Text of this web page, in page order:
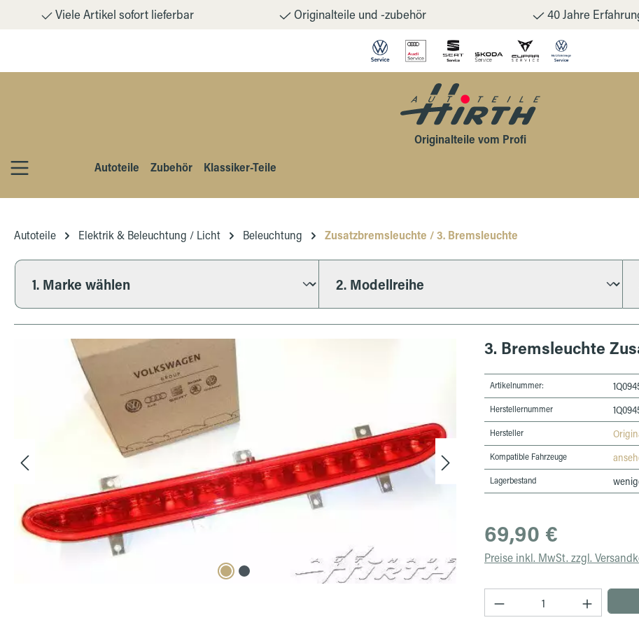
Hauptinhalt springen
Zur Suche springen
Zur Hauptnavigation springen
Viele Artikel sofort lieferbar Originalteile und -zubehör 40 Jahre
Originalteile vom Profi
Autoteile
Zubehör Klassiker-Teile
Autoteile Elektrik & Beleuchtung / Licht Beleuchtung Zusatzbremsleuchte / 3. Bremsleuchte
Bildergalerie überspringen 3. Bremsleuchte
Artikelnummer:
Herstellernummer
Hersteller
Kompatible Fahrzeuge
Lagerbestand
Regulärer Preis:
69,90 €
Preise inkl. MwSt. zzgl.
Produkt Anzahl: